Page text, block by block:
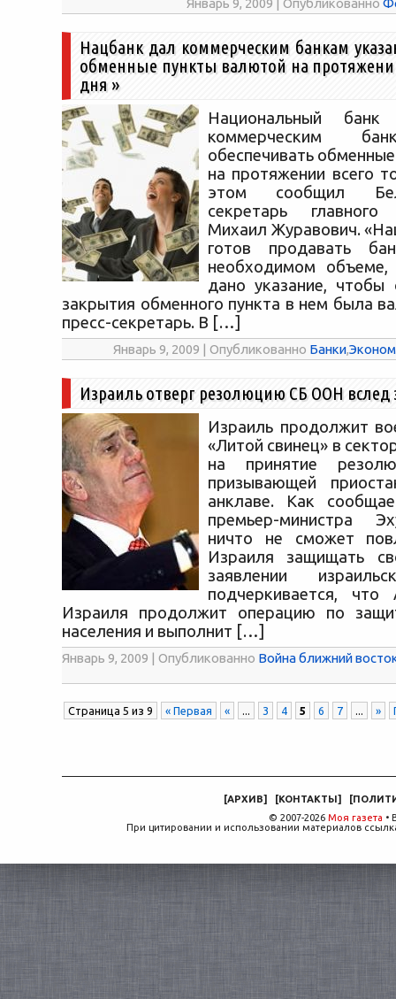
Январь 9, 2009 | Опубликованно
Нацбанк дал коммерческим банкам
обменные пункты валютой на
дня »
Национальный
коммерческим
обеспечивать
на протяжении всего
этом сообщил
секретарь
Михаил Журавович.
готов продавать
необходимом
дано указание,
закрытия обменного пункта в нем была
пресс-секретарь. В […]
Январь 9, 2009 | Опубликованно Банки,
Израиль отверг резолюцию СБ ООН
Израиль продолжит
«Литой свинец» в
на принятие
призывающей
анклаве. Как
премьер-министра
ничто не сможет
Израиля защищать
заявлении
подчеркивается,
Израиля продолжит операцию по
населения и выполнит […]
Январь 9, 2009 | Опубликованно Война ближний
Страница 5 из 9 « Первая « ... 3 4 5 6 7 ... »
[АРХИВ] [КОНТАКТЫ] [
© 2007-2026 Моя газета •
При цитировании и использовании материалов